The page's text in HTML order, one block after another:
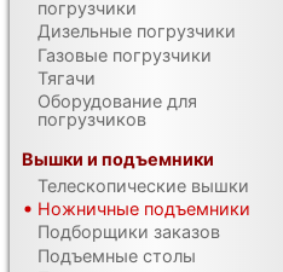
погрузчики
Дизельные погрузчики
Газовые погрузчики
Тягачи
Оборудование для
погрузчиков
Вышки и подъемники
Телескопические вышки
Ножничные подъемники
Подборщики заказов
Подъемные столы